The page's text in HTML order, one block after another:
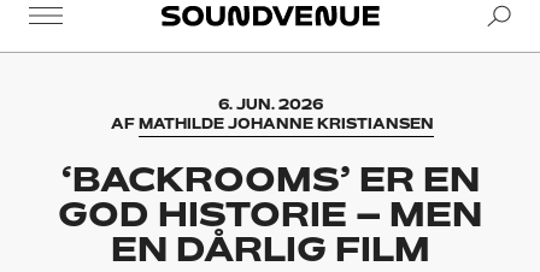
Soundvenue
6. JUN. 2026
AF MATHILDE JOHANNE KRISTIANSEN
‘BACKROOMS’ ER EN
GOD HISTORIE – MEN
EN DÅRLIG FILM